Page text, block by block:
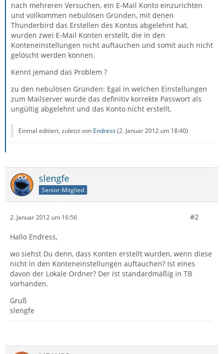
nach mehreren Versuchen, ein E-Mail Konto einzurichten
und vollkommen nebulösen Gründen, mit denen
Thunderbird das Erstellen des Kontos abgelehnt hat,
wurden zwei E-Mail Konten erstellt, die in den
Konteneinstellungen nicht auftauchen und somit auch nicht
gelöscht werden können.
Kennt jemand das Problem ?
zu den nebulösen Gründen: Egal in welchen Einstellungen
zum Mailserver wurde das definitiv korrekte Passwort als
ungültig abgelehnt und das Konto nicht erstellt.
Einmal editiert, zuletzt von Endress(2. Januar 2012 um 18:40)
slengfe
Senior-Mitglied
2. Januar 2012 um 16:56 #2
Hallo Endress,
wo siehst Du denn, dass Konten erstellt wurden, wenn diese
nicht in den Konteneinstellungen auftauchen? Ist eines
davon der Lokale Ordner? Der ist standardmäßig in TB
vorhanden.
Gruß
slengfe